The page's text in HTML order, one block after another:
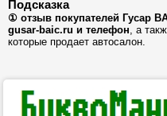
Подсказка
① отзыв покупателей Гусар
gusar-baic.ru и телефон, а
которые продает автосалон.